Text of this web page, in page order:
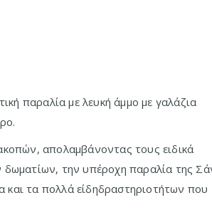
παραλία με λευκή άμμο με γαλάζια
απολαμβάνοντας τους ειδικά
την υπέροχη παραλία της
και τα πολλά είδηδραστηριοτήτων που